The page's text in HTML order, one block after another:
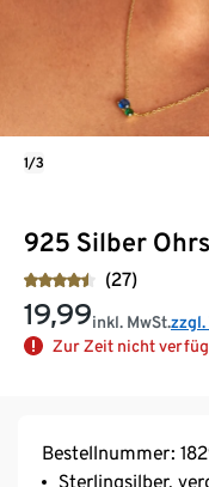
925 Silber
(27)
19,99inkl. MwSt.zzgl.
Zur Zeit nicht
1/3
Bestellnummer:
Sterlingsilber,